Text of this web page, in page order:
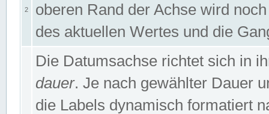
2
oberen Rand der Achse wird
des aktuellen Wertes und die
Die Datumsachse richtet sich in
dauer. Je nach gewählter Dauer
die Labels dynamisch formatiert